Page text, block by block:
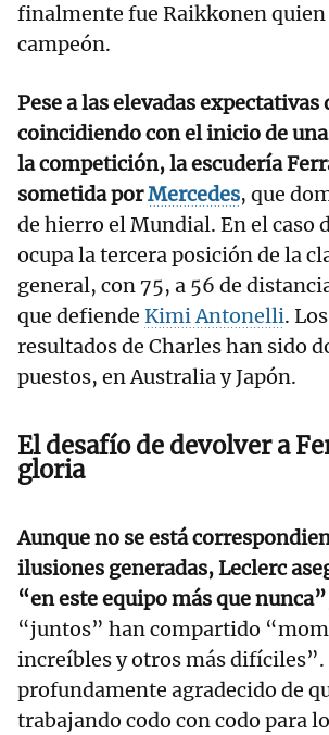
finalmente fue Raikkonen quien
campeón.
Pese a las elevadas expectativas
coincidiendo con el inicio de
la competición, la escudería
sometida porMercedes, que
de hierro el Mundial. En el caso
ocupa la tercera posición de la
general, con 75, a 56 de
que defiende Kimi Antonelli.
resultados de Charles han sido
puestos, en Australia y Japón.
El desafío de devolver a
gloria
Aunque no se está
ilusiones generadas, Leclerc
“en este equipo más que nunca”
“juntos” han compartido
increíbles y otros más difíciles”.
profundamente agradecido de
trabajando codo con codo para